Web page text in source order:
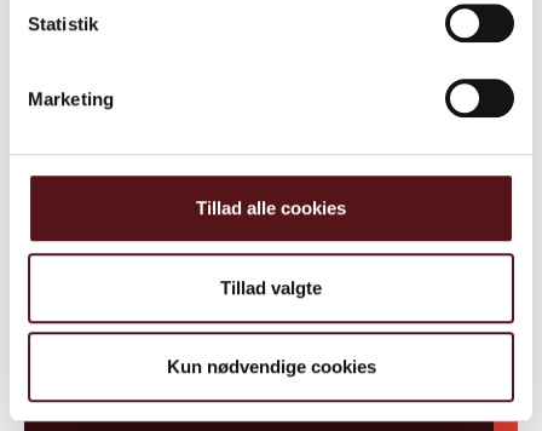
Statistik
Marketing
Tillad alle cookies
Tillad valgte
Kun nødvendige cookies
kontakte mig. *
Jeg accepterer at modtage kommunikation fra
CreceaJoblife A/S.